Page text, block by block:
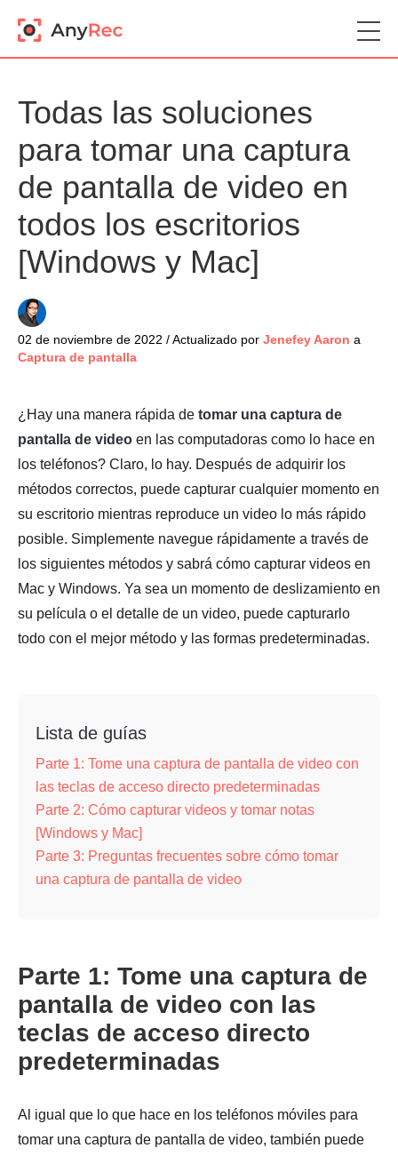
Todas las soluciones
para tomar una captura
de pantalla de video en
todos los escritorios
[Windows y Mac]
02 de noviembre de 2022 / Actualizado por Jenefey Aaron a
Captura de pantalla
¿Hay una manera rápida de tomar una captura de
pantalla de video en las computadoras como lo hace en
los teléfonos? Claro, lo hay. Después de adquirir los
métodos correctos, puede capturar cualquier momento en
su escritorio mientras reproduce un video lo más rápido
posible. Simplemente navegue rápidamente a través de
los siguientes métodos y sabrá cómo capturar videos en
Mac y Windows. Ya sea un momento de deslizamiento en
su película o el detalle de un video, puede capturarlo
todo con el mejor método y las formas predeterminadas.
Lista de guías
Parte 1: Tome una captura de pantalla de video con
las teclas de acceso directo predeterminadas
Parte 2: Cómo capturar videos y tomar notas
[Windows y Mac]
Parte 3: Preguntas frecuentes sobre cómo tomar
una captura de pantalla de video
Parte 1: Tome una captura de
pantalla de video con las
teclas de acceso directo
predeterminadas
Al igual que lo que hace en los teléfonos móviles para
tomar una captura de pantalla de video, también puede